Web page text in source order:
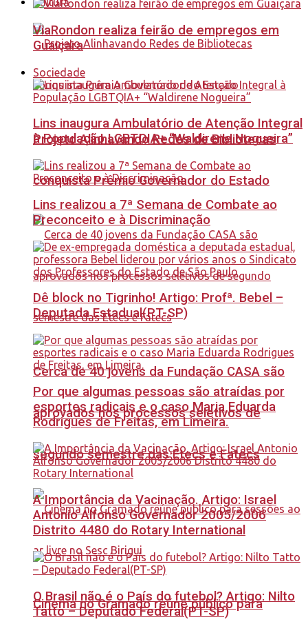
Projeto Alinhavando Redes de Bibliotecas
conquista Prêmio Governador do Estado
Cerca de 40 jovens da Fundação CASA são
aprovados nos processos seletivos de
segundo semestre das Etecs e Fatecs
Cinema no Gramado reúne público para
ViaRondon realiza feirão de empregos em
Guaiçara
Sociedade
Lins inaugura Ambulatório de Atenção Integral
à População LGBTQIA+ “Waldirene Nogueira”
Lins realizou a 7ª Semana de Combate ao
Preconceito e à Discriminação
Dê block no Tigrinho! Artigo: Profª. Bebel –
Deputada Estadual(PT-SP)
Por que algumas pessoas são atraídas por
esportes radicais e o caso Maria Eduarda
Rodrigues de Freitas, em Limeira.
A Importância da Vacinação. Artigo: Israel
Antonio Alfonso Governador 2005/2006
Distrito 4480 do Rotary International
O Brasil não é o País do futebol? Artigo: Nilto
Tatto – Deputado Federal(PT-SP)